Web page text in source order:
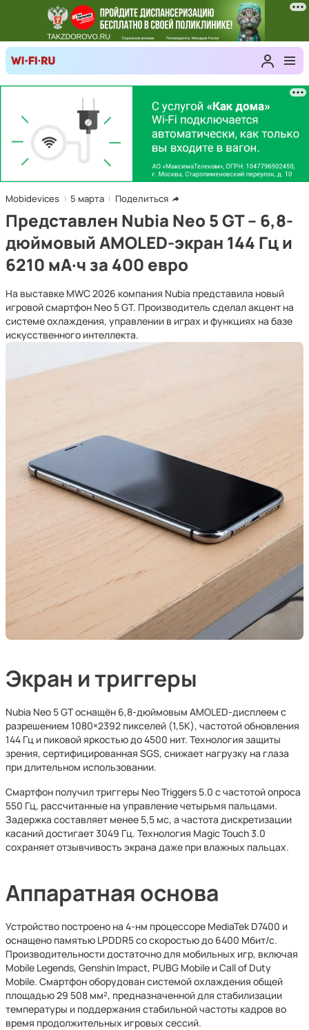
Mobidevices 5 марта Поделиться
Представлен Nubia Neo 5 GT – 6,8-
дюймовый AMOLED-экран 144 Гц и
6210 мА·ч за 400 евро
На выставке MWC 2026 компания Nubia представила новый
игровой смартфон Neo 5 GT. Производитель сделал акцент на
системе охлаждения, управлении в играх и функциях на базе
искусственного интеллекта.
Экран и триггеры
Nubia Neo 5 GT оснащён 6,8-дюймовым AMOLED-дисплеем с
разрешением 1080×2392 пикселей (1,5K), частотой обновления
144 Гц и пиковой яркостью до 4500 нит. Технология защиты
зрения, сертифицированная SGS, снижает нагрузку на глаза
при длительном использовании.
Смартфон получил триггеры Neo Triggers 5.0 с частотой опроса
550 Гц, рассчитанные на управление четырьмя пальцами.
Задержка составляет менее 5,5 мс, а частота дискретизации
касаний достигает 3049 Гц. Технология Magic Touch 3.0
сохраняет отзывчивость экрана даже при влажных пальцах.
Аппаратная основа
Устройство построено на 4-нм процессоре MediaTek D7400 и
оснащено памятью LPDDR5 со скоростью до 6400 Мбит/с.
Производительности достаточно для мобильных игр, включая
Mobile Legends, Genshin Impact, PUBG Mobile и Call of Duty
Mobile. Смартфон оборудован системой охлаждения общей
площадью 29 508 мм², предназначенной для стабилизации
температуры и поддержания стабильной частоты кадров во
время продолжительных игровых сессий.